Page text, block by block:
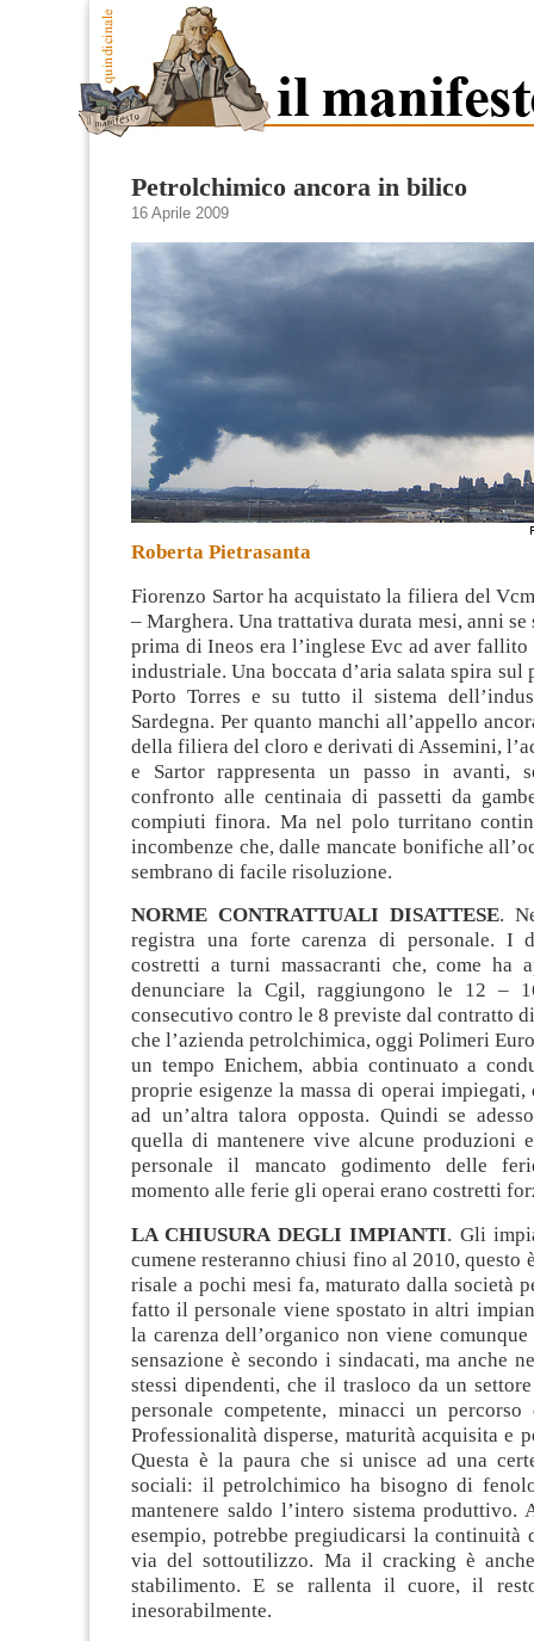
Petrolchimico ancora in bilico
16 Aprile 2009
Roberta Pietrasanta
Fiorenzo Sartor ha acquistato la filiera del
– Marghera. Una trattativa durata mesi, anni se
prima di Ineos era l’inglese Evc ad aver
industriale. Una boccata d’aria salata spira
Porto Torres e su tutto il sistema
Sardegna. Per quanto manchi all’appello
della filiera del cloro e derivati di Assemini,
e Sartor rappresenta un passo in avanti,
confronto alle centinaia di passetti da
compiuti finora. Ma nel polo turritano
incombenze che, dalle mancate bonifiche
sembrano di facile risoluzione.
NORME CONTRATTUALI DISATTESE.
registra una forte carenza di personale. I
costretti a turni massacranti che, come ha
denunciare la Cgil, raggiungono le 12 –
consecutivo contro le 8 previste dal contratto
che l’azienda petrolchimica, oggi Polimeri
un tempo Enichem, abbia continuato a
proprie esigenze la massa di operai impiegati,
ad un’altra talora opposta. Quindi se
quella di mantenere vive alcune produzioni
personale il mancato godimento delle
momento alle ferie gli operai erano costretti
LA CHIUSURA DEGLI IMPIANTI. Gli
cumene resteranno chiusi fino al 2010, questo
risale a pochi mesi fa, maturato dalla società
fatto il personale viene spostato in altri
la carenza dell’organico non viene comunque
sensazione è secondo i sindacati, ma anche
stessi dipendenti, che il trasloco da un
personale competente, minacci un
Professionalità disperse, maturità acquisita e
Questa è la paura che si unisce ad una
sociali: il petrolchimico ha bisogno di
mantenere saldo l’intero sistema produttivo.
esempio, potrebbe pregiudicarsi la continuità
via del sottoutilizzo. Ma il cracking è
stabilimento. E se rallenta il cuore, il
inesorabilmente.